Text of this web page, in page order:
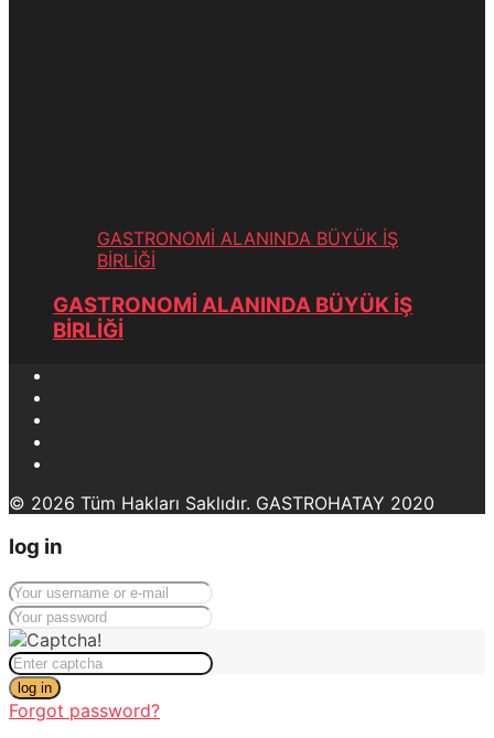
GASTRONOMİ ALANINDA BÜYÜK İŞ
BİRLİĞİ
GASTRONOMİ ALANINDA BÜYÜK İŞ
BİRLİĞİ
© 2026 Tüm Hakları Saklıdır. GASTROHATAY 2020
log in
log in
Forgot password?